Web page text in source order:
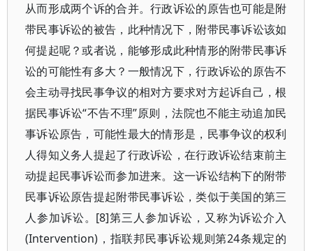
从而形成两个诉的合并。行政诉讼的原告也可能是附
带民事诉讼的被告，此种情况下，附带民事诉讼该如
何提起呢？或者说，能够形成此种情形的附带民事诉
讼的可能性有多大？一般情况下，行政诉讼的原告不
会主动寻找民事争议的相对方要求对方起诉自己，根
据民事诉讼“不告不理”原则，法院也不能主动追加民
事诉讼原告，可能性最大的情形是，民事争议的权利
人得知义务人提起了行政诉讼，在行政诉讼结束前主
动提起民事诉讼而参加进来。这一诉讼结构下的附带
民事诉讼原告提起附带民事诉讼，类似于美国的第三
人参加诉讼。[8]第三人参加诉讼，又称为诉讼介入
(Intervention)，指联邦民事诉讼规则第24条规定的